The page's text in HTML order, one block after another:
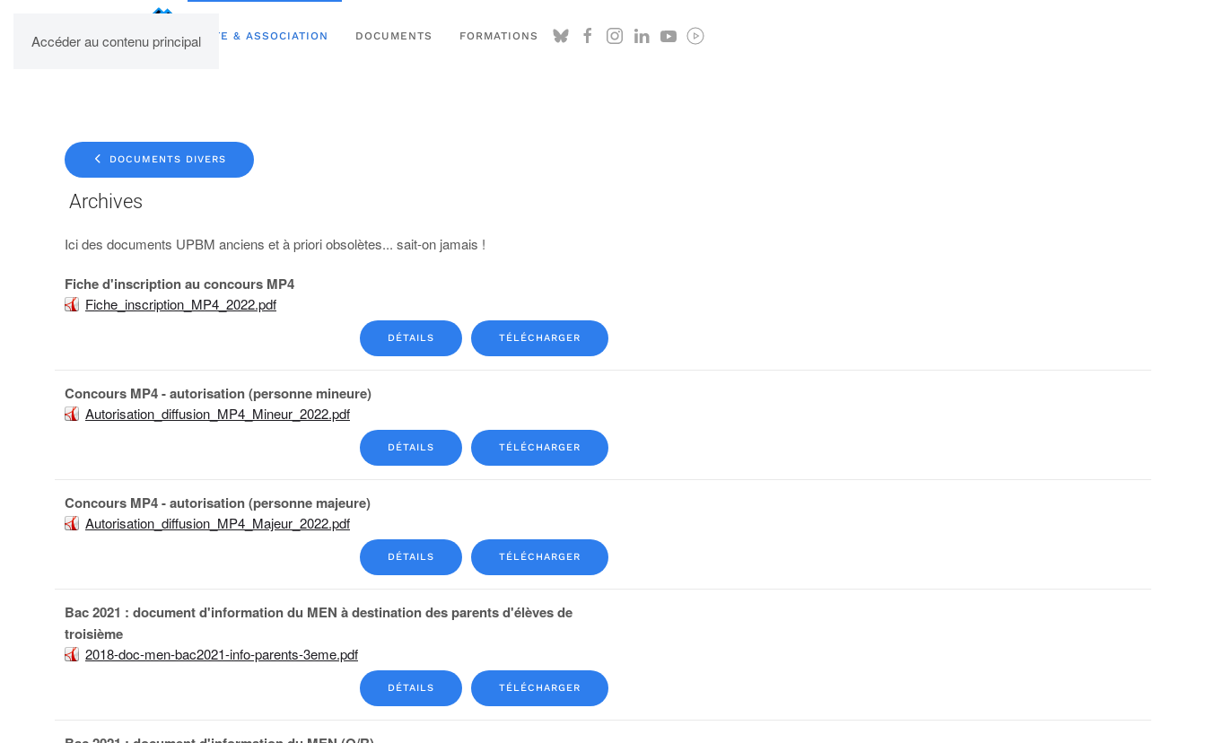
Accéder au contenu principal
UPBM SITE & ASSOCIATION DOCUMENTS FORMATIONS
DOCUMENTS DIVERS
Archives
Ici des documents UPBM anciens et à priori obsolètes... sait-on jamais !
Fiche d'inscription au concours MP4
Fiche_inscription_MP4_2022.pdf
TÉLÉCHARGER
DÉTAILS
Concours MP4 - autorisation (personne mineure)
Autorisation_diffusion_MP4_Mineur_2022.pdf
TÉLÉCHARGER
DÉTAILS
Concours MP4 - autorisation (personne majeure)
Autorisation_diffusion_MP4_Majeur_2022.pdf
TÉLÉCHARGER
DÉTAILS
Bac 2021 : document d'information du MEN à destination des parents d'élèves de
troisième
2018-doc-men-bac2021-info-parents-3eme.pdf
TÉLÉCHARGER
DÉTAILS